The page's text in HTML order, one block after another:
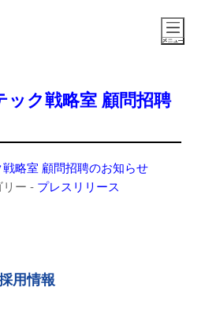
ック戦略室 顧問招聘
戦略室 顧問招聘のお知らせ
リー - プレスリリース
用情報